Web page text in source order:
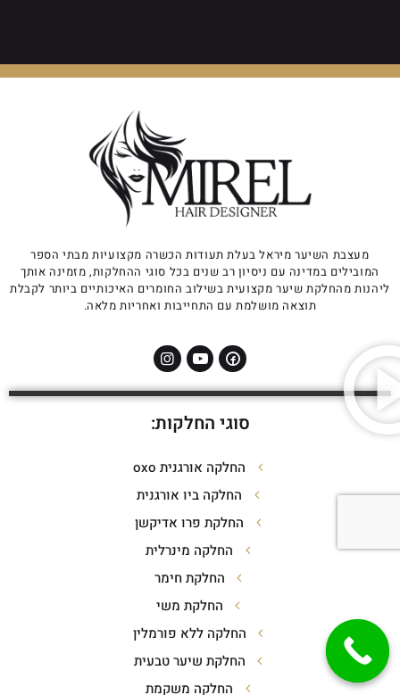
מעצבת השיער מיראל בעלת תעודות הכשרה מקצועיות מבתי הספר
המובילים במדינה עם ניסיון רב שנים בכל סוגי ההחלקות, מזמינה אותך
ליהנות מהחלקת שיער מקצועית בשילוב החומרים האיכותיים ביותר לקבלת
תוצאה מושלמת עם התחייבות ואחריות מלאה.
סוגי החלקות:
החלקה אורגנית oxo
החלקה ביו אורגנית
החלקת פרו אדיקשן
החלקה מינרלית
החלקת חימר
החלקת משי
החלקה ללא פורמלין
החלקת שיער טבעית
החלקה משקמת